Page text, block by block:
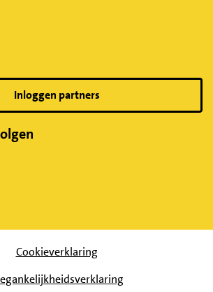
Inloggen partners
Cookieverklaring